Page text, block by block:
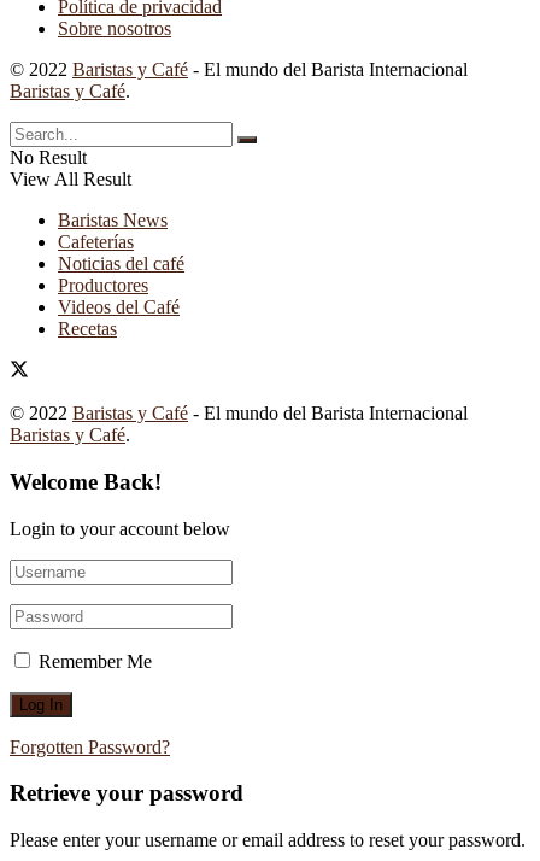
Política de privacidad
Sobre nosotros
© 2022 Baristas y Café - El mundo del Barista Internacional
Baristas y Café.
No Result
View All Result
Baristas News
Cafeterías
Noticias del café
Productores
Videos del Café
Recetas
© 2022 Baristas y Café - El mundo del Barista Internacional
Baristas y Café.
Welcome Back!
Login to your account below
Remember Me
Forgotten Password?
Retrieve your password
Please enter your username or email address to reset your password.